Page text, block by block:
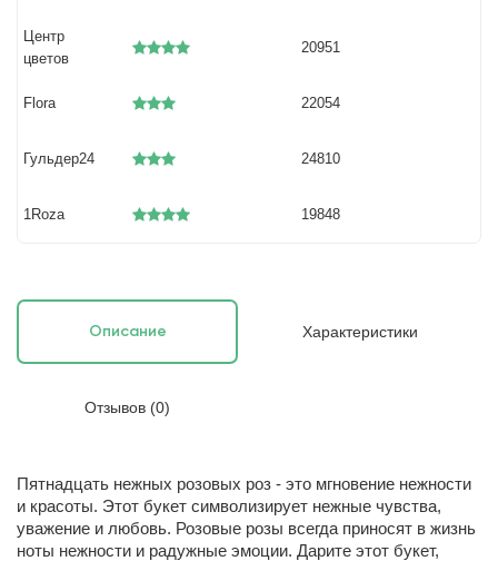
Центр
цветов
20951
Flora 22054
Гульдер24 24810
1Roza 19848
Описание Характеристики
Отзывов (0)
Пятнадцать нежных розовых роз - это мгновение нежности
и красоты. Этот букет символизирует нежные чувства,
уважение и любовь. Розовые розы всегда приносят в жизнь
ноты нежности и радужные эмоции. Дарите этот букет,